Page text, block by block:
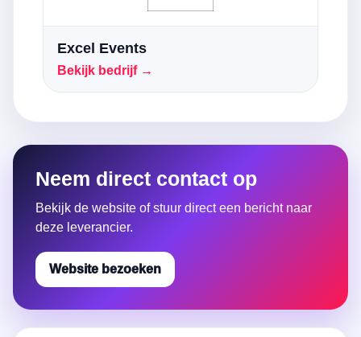
Excel Events
Bekijk bedrijf →
Neem direct contact op
Bekijk de website of stuur direct een bericht naar
deze leverancier.
Website bezoeken